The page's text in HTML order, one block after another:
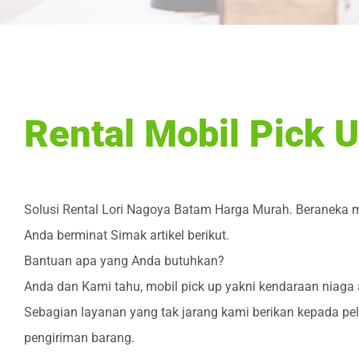
Rental Mobil Pick
Solusi Rental Lori Nagoya Batam Harga Murah.
Anda berminat Simak artikel berikut.
Bantuan apa yang Anda butuhkan?
Anda dan Kami tahu, mobil pick up yakni kendaraan
Sebagian layanan yang tak jarang kami berikan kepada
pengiriman barang.